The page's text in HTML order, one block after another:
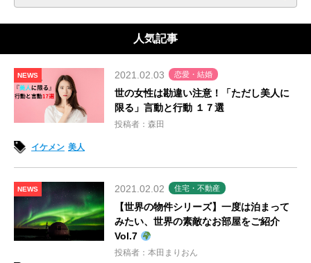
人気記事
NEWS 2021.02.03 恋愛・結婚
世の女性は勘違い注意！「ただし美人に
限る」言動と行動 １７選
投稿者：森田
イケメン 美人
NEWS 2021.02.02 住宅・不動産
【世界の物件シリーズ】一度は泊まって
みたい、世界の素敵なお部屋をご紹介
Vol.7
投稿者：本田まりおん